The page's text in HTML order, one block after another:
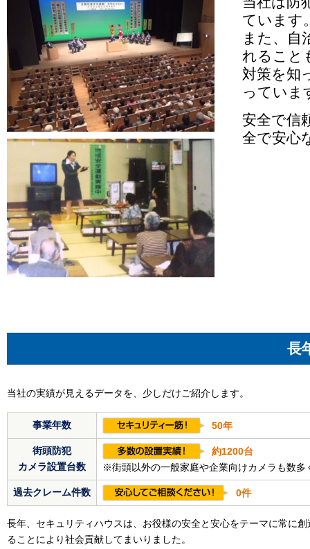
ています
また、自
れること
対策を知
っていま
安全で信
全で安心
長
当社の実績が見えるデータを、少しだけご紹介します。
事業年数 50年
街頭防犯
カメラ設置台数
約1200台
※街頭以外の一般家庭や企業向けカメラも数多
過去クレーム件数 0件
長年、セキュリティハウスは、お役様の安全と安心をテーマに常に
ることにより社会貢献してまいりました。